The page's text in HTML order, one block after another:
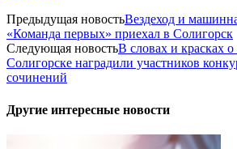
Предыдущая новостьВездеход и
«Команда первых» приехал в Солигорск
Следующая новостьВ словах и красках
Солигорске наградили участников
сочинений
Другие интересные новости